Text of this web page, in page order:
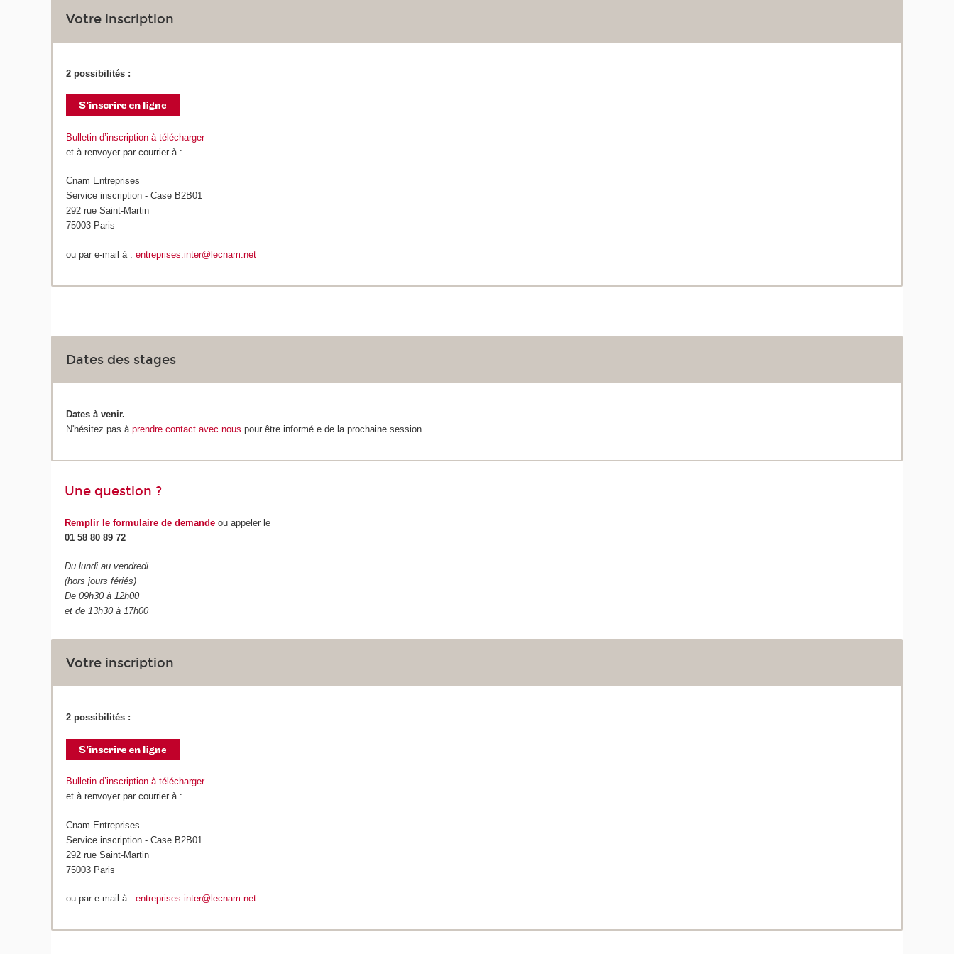
Votre inscription
2 possibilités :
Bulletin d’inscription à télécharger
et à renvoyer par courrier à :
Cnam Entreprises
Service inscription - Case B2B01
292 rue Saint-Martin
75003 Paris
ou par e-mail à :entreprises.inter@lecnam.net
Dates des stages
Dates à venir.
N'hésitez pas àprendre contact avec nous pour être informé.e de la prochaine session.
Une question ?
Remplir le formulaire de demande ou appeler le
01 58 80 89 72
Du lundi au vendredi
(hors jours fériés)
De 09h30 à 12h00
et de 13h30 à 17h00
Votre inscription
2 possibilités :
Bulletin d’inscription à télécharger
et à renvoyer par courrier à :
Cnam Entreprises
Service inscription - Case B2B01
292 rue Saint-Martin
75003 Paris
ou par e-mail à :entreprises.inter@lecnam.net